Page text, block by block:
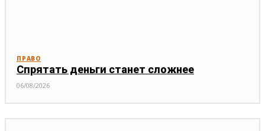
ПРАВО
Спрятать деньги станет сложнее
06/08/2026